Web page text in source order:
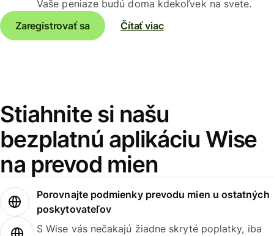
Vaše peniaze budú doma kdekoľvek na svete.
Zaregistrovať sa
Čítať viac
Stiahnite si našu
bezplatnú aplikáciu Wise
na prevod mien
Porovnajte podmienky prevodu mien u ostatných
poskytovateľov
S Wise vás nečakajú žiadne skryté poplatky, iba